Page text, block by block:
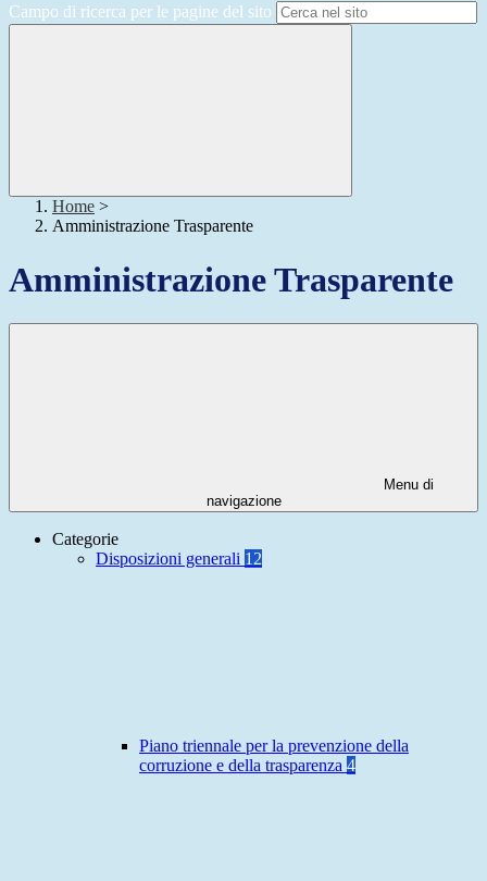
Campo di ricerca per le pagine del sito
Home >
Amministrazione Trasparente
Amministrazione Trasparente
Menu di
navigazione
Categorie
Disposizioni generali 12
Piano triennale per la prevenzione della
corruzione e della trasparenza 4